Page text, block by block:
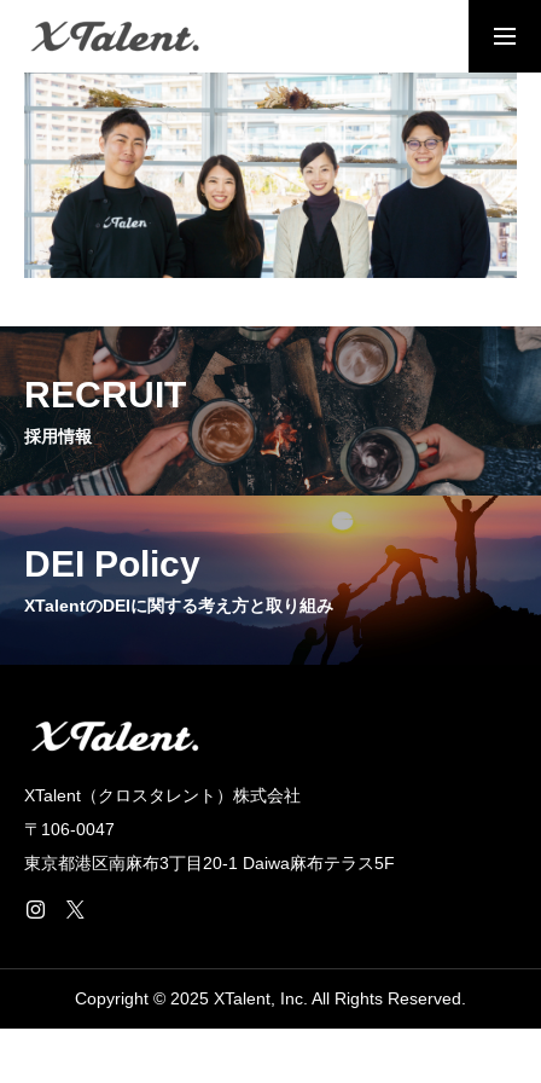
採用情報 お問い合わせ
MESSAGE
代表メッセージ
PRESIDENT
Service
サービス紹介
MEMBERS
CROSS TALK
インタビュー / 座談会
RECRUIT
お知らせ
COMPANY
RECRUIT
採用情報
DEI Policy
XTalentのDEIに関する考え方と取り組み
XTalent（クロスタレント）株式会社
〒106-0047
東京都港区南麻布3丁目20‐1 Daiwa麻布テラス5F
Copyright © 2025 XTalent, Inc. All Rights Reserved.